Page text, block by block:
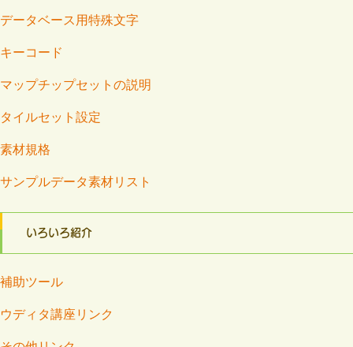
データベース用特殊文字
キーコード
マップチップセットの説明
タイルセット設定
素材規格
サンプルデータ素材リスト
いろいろ紹介
補助ツール
ウディタ講座リンク